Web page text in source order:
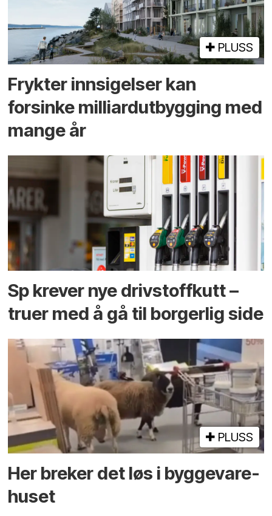
PLUSS
Frykter innsigelser kan
forsinke milliard­utbygging med
mange år
Sp krever nye drivstoffkutt –
truer med å gå til borgerlig side
PLUSS
Her breker det løs i bygge­vare­
huset